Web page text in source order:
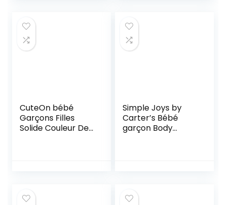
CuteOn bébé
Garçons Filles
Solide Couleur De
Simple Joys by
Carter’s Bébé
garçon Body